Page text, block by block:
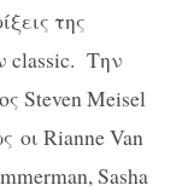
της
classic. Την
Steven Meisel
οι Rianne Van
, Sasha